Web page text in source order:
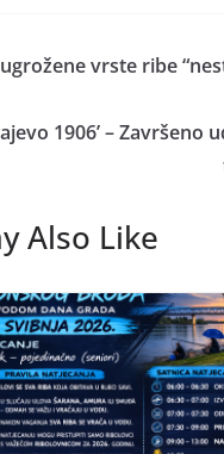
vrste ribe
1906’ – Završeno
Also Like